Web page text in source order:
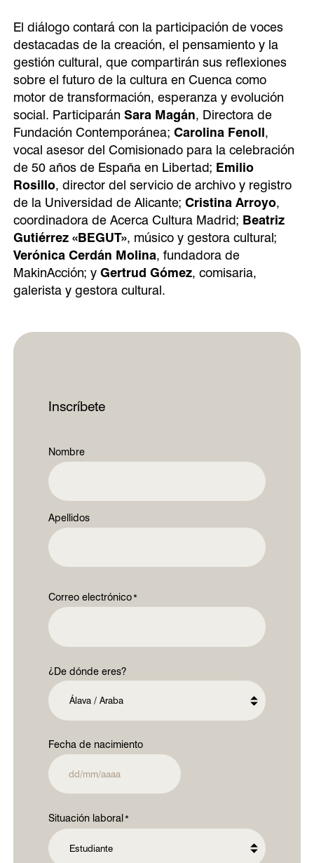
El diálogo contará con la participación de voces
destacadas de la creación, el pensamiento y la
gestión cultural, que compartirán sus reflexiones
sobre el futuro de la cultura en Cuenca como
motor de transformación, esperanza y evolución
social. ParticiparánSara Magán, Directora de
Fundación Contemporánea;Carolina Fenoll,
vocal asesor del Comisionado para la celebración
de 50 años de España en Libertad; Emilio
Rosillo, director del servicio de archivo y registro
de la Universidad de Alicante;Cristina Arroyo,
coordinadora de Acerca Cultura Madrid; Beatriz
Gutiérrez «BEGUT», músico y gestora cultural;
Verónica Cerdán Molina, fundadora de
MakinAcción; yGertrud Gómez, comisaria,
galerista y gestora cultural.
Inscríbete
Nombre
completo
Nombre
Apellidos
Correo electrónico
¿De dónde eres?
Fecha de nacimiento
DD
MM
barra
AAAA
Situación laboral